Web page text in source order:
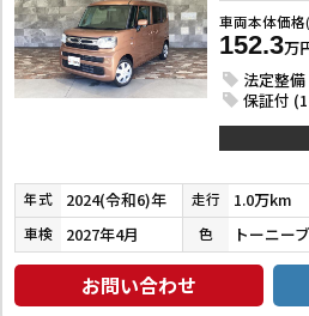
車両本体価格
152.3万
法定整
保証付
年式 2024(令和6)年 走行 1.0万km
車検 2027年4月 色
お問い合わせ